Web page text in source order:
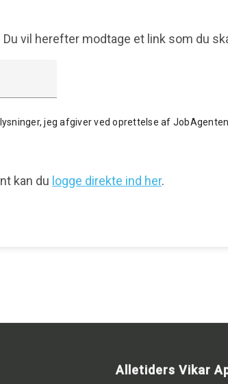
vil herefter modtage et link som du
jeg afgiver ved oprettelse af
kan du logge direkte ind her.
Alletiders Vikar